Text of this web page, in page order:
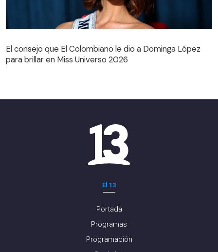
para brillar en Miss Universo 2026
El consejo que El Colombiano le dio a Dominga López
para brillar en Miss Universo 2026
El 13
Portada
Programas
Programación